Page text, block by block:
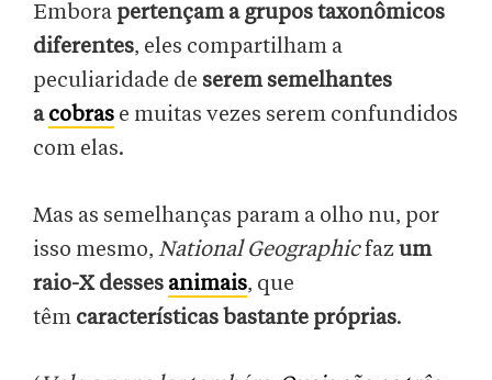
Embora pertençam a grupos taxonômicos
diferentes, eles compartilham a
peculiaridade de serem semelhantes
acobras e muitas vezes serem confundidos
com elas.
Mas as semelhanças param a olho nu, por
isso mesmo, National Geographicfazum
raio-X desses animais, que
têm características bastante próprias.